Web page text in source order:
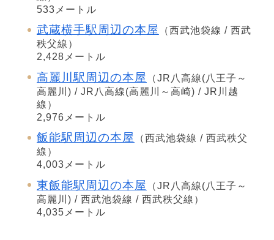
533メートル
武蔵横手駅周辺の本屋
（西武池袋線 / 西武
秩父線）
2,428メートル
高麗川駅周辺の本屋
（JR八高線(八王子～
高麗川) / JR八高線(高麗川～高崎) / JR川越
線）
2,976メートル
飯能駅周辺の本屋
（西武池袋線 / 西武秩父
線）
4,003メートル
東飯能駅周辺の本屋
（JR八高線(八王子～
高麗川) / 西武池袋線 / 西武秩父線）
4,035メートル